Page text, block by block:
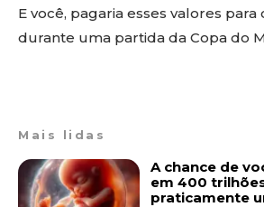
E você, pagaria esses valores
durante uma partida da Copa do
Mais lidas
A chance de
em 400
praticamente